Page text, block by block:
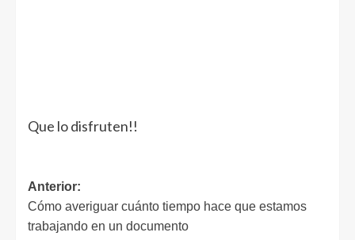
Que lo disfruten!!
Navegación
de
Anterior:
Cómo averiguar cuánto tiempo hace que estamos
trabajando en un documento